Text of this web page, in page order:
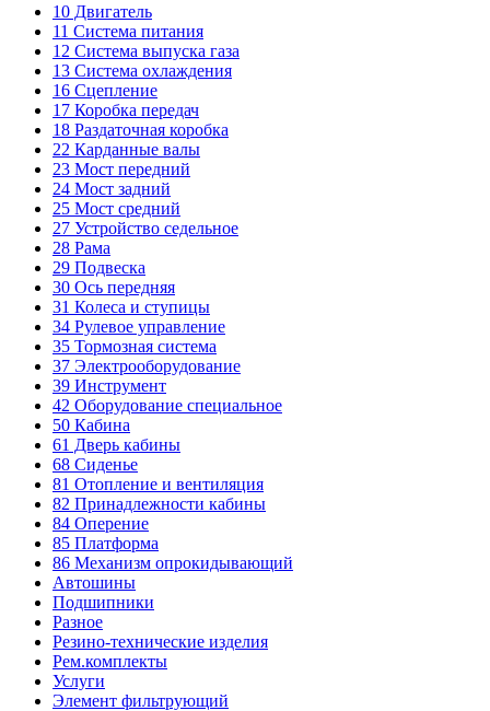
10 Двигатель
11 Система питания
12 Система выпуска газа
13 Система охлаждения
16 Сцепление
17 Коробка передач
18 Раздаточная коробка
22 Карданные валы
23 Мост передний
24 Мост задний
25 Мост средний
27 Устройство седельное
28 Рама
29 Подвеска
30 Ось передняя
31 Колеса и ступицы
34 Рулевое управление
35 Тормозная система
37 Электрооборудование
39 Инструмент
42 Оборудование специальное
50 Кабина
61 Дверь кабины
68 Сиденье
81 Отопление и вентиляция
82 Принадлежности кабины
84 Оперение
85 Платформа
86 Механизм опрокидывающий
Автошины
Подшипники
Разное
Резино-технические изделия
Рем.комплекты
Услуги
Элемент фильтрующий